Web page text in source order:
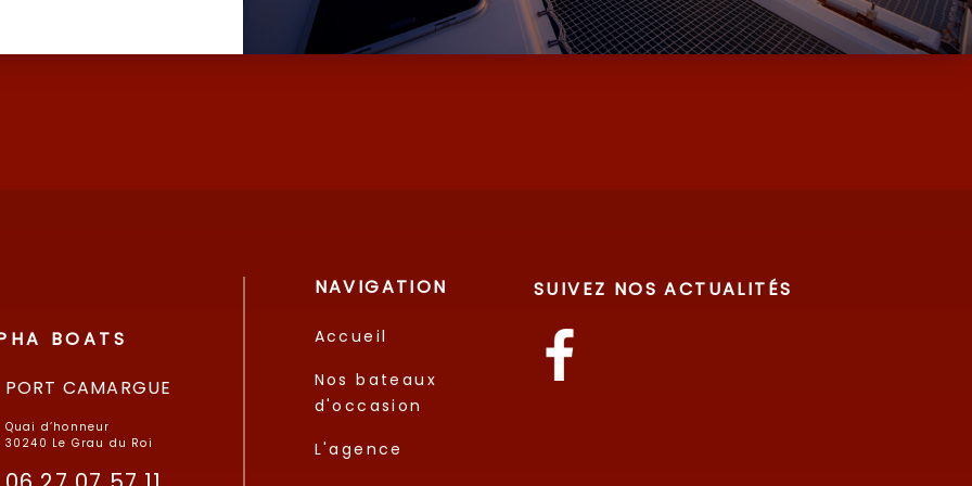
BOATS
PORT CAMARGUE
Quai d’honneur
30240 Le Grau du Roi
NAVIGATION
Accueil
Nos bateaux
d'occasion
L'agence
SUIVEZ NOS ACTUALITÉS